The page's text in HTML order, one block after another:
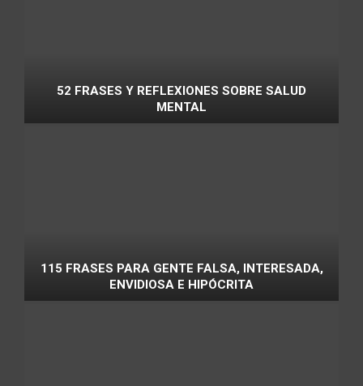
52 FRASES Y REFLEXIONES SOBRE SALUD
MENTAL
115 FRASES PARA GENTE FALSA, INTERESADA,
ENVIDIOSA E HIPÓCRITA